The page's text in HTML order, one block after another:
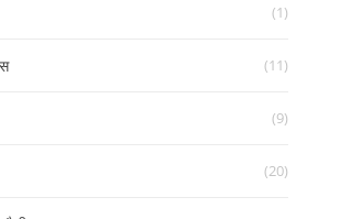
(1)
(11)
(9)
(20)